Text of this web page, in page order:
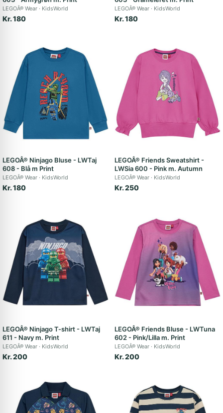
LEGOÂ® Wear KidsWorld
Kr. 180
LEGOÂ® Wear KidsWorld
Kr. 180
LEGOÂ® Ninjago Bluse - LWTaj
608 - Blå m Print
LEGOÂ® Wear KidsWorld
Kr. 180
LEGOÂ® Friends Sweatshirt -
LWSia 600 - Pink m. Autumn
LEGOÂ® Wear KidsWorld
Kr. 250
LEGOÂ® Ninjago T-shirt - LWTaj
611 - Navy m. Print
LEGOÂ® Wear KidsWorld
Kr. 200
LEGOÂ® Friends Bluse - LWTuna
602 - Pink/Lilla m. Print
LEGOÂ® Wear KidsWorld
Kr. 200